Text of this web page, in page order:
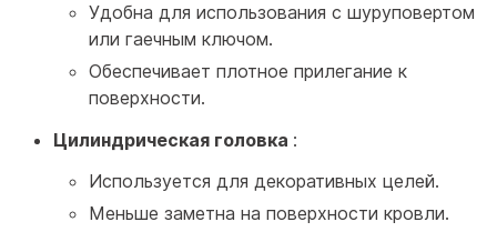
Удобна для использования с шуруповертом
или гаечным ключом.
Обеспечивает плотное прилегание к
поверхности.
Цилиндрическая головка :
Используется для декоративных целей.
Меньше заметна на поверхности кровли.